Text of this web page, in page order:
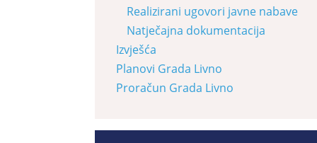
Realizirani ugovori javne nabave
Natječajna dokumentacija
Izvješća
Planovi Grada Livno
Proračun Grada Livno